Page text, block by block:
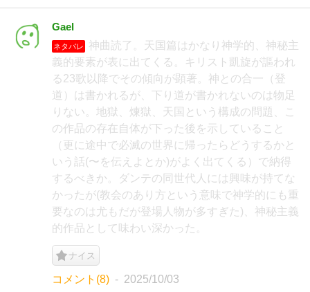
Gael
ネタバレ
神曲読了。天国篇はかなり神学的、神秘主
義的要素が表に出てくる。キリスト凱旋が謳われ
る23歌以降でその傾向が顕著。神との合一（登
道）は書かれるが、下り道が書かれないのは物足
りない。地獄、煉獄、天国という構成の問題、こ
の作品の存在自体が下った後を示していること
（更に途中で必滅の世界に帰ったらどうするかと
いう話(〜を伝えよとか)がよく出てくる）で納得
するべきか。ダンテの同世代人には興味が持てな
かったが(教会のあり方という意味で神学的にも重
要なのは尤もだが登場人物が多すぎた)、神秘主義
的作品として味わい深かった。
ナイス
コメント(8)
2025/10/03